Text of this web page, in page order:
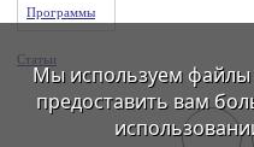
Программы
Статьи
Мы используем файлы
предоставить вам